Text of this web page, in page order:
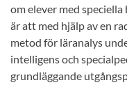
om elever med
är att med hjälp av en
metod för läranalys
intelligens och
grundläggande